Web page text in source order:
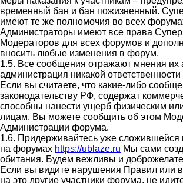
временный бан и бан пожизненный.
имеют те же полномочия во всех
Администраторы имеют все права
Модераторов для всех форумов и
вносить любые изменения в форум.
1.5. Все сообщения отражают мнения их
администрация никакой ответственности
Если вы считаете, что какие-либо
законодательству РФ, содержат
способны нанести ущерб физическим
лицам, Вы можете сообщить об этом
Администрации форума.
1.6. Придерживайтесь уже сложившейся
на форумах https://ublaze.ru Мы сами
обитания. Будем вежливы и
Если вы видите нарушения Правил или
на это другие участники форума, не